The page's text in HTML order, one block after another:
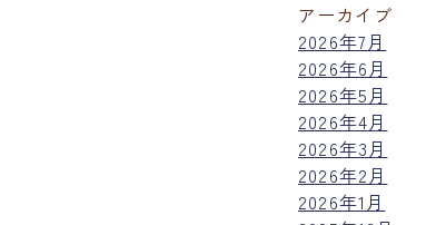
アーカイブ
2026年7月
2026年6月
2026年5月
2026年4月
2026年3月
2026年2月
2026年1月